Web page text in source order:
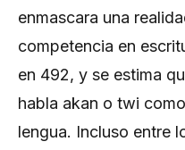
enmascara una
competencia en
en 492, y se estima
habla akan o twi
lengua. Incluso entre